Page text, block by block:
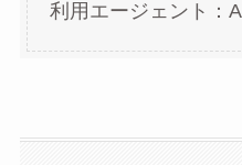
利用エージェント：